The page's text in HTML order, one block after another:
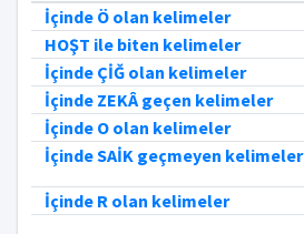
İçinde Ö olan kelimeler
HOŞT ile biten kelimeler
İçinde ÇİĞ olan kelimeler
İçinde ZEKÂ geçen kelimeler
İçinde O olan kelimeler
İçinde SAİK geçmeyen kelimeler
İçinde R olan kelimeler